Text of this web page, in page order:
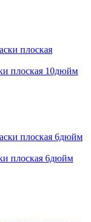
плоская 10дюйм
плоская 6дюйм